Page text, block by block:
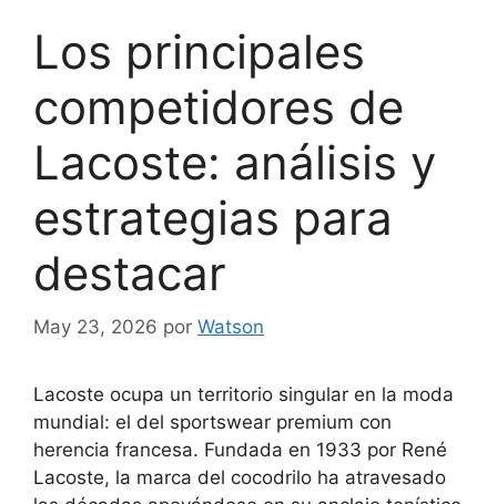
Los principales
competidores de
Lacoste: análisis y
estrategias para
destacar
May 23, 2026 por Watson
Lacoste ocupa un territorio singular en la moda
mundial: el del sportswear premium con
herencia francesa. Fundada en 1933 por René
Lacoste, la marca del cocodrilo ha atravesado